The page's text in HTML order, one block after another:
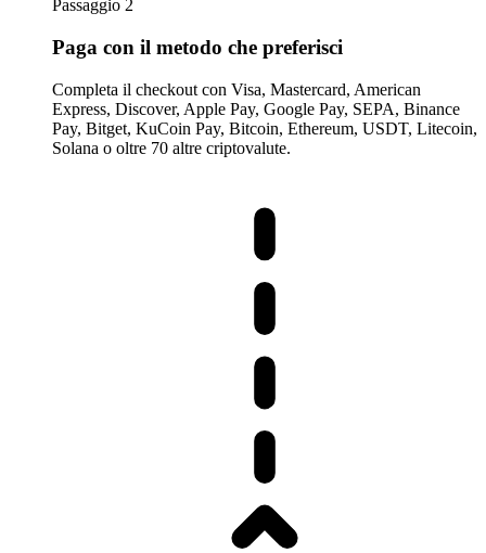
Passaggio 2
Paga con il metodo che preferisci
Completa il checkout con Visa, Mastercard, American
Express, Discover, Apple Pay, Google Pay, SEPA, Binance
Pay, Bitget, KuCoin Pay, Bitcoin, Ethereum, USDT, Litecoin,
Solana o oltre 70 altre criptovalute.